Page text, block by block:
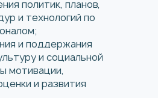
политик, планов,
и технологий по
и поддержания
и социальной
мотивации,
и развития